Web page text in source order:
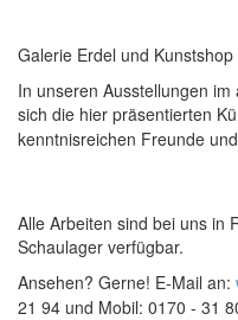
Galerie Erdel und
In unseren Ausstellungen
sich die hier präsentierten
kenntnisreichen Freunde
Alle Arbeiten sind bei uns in
Schaulager verfügbar.
Ansehen? Gerne! E-Mail an:
21 94 und Mobil: 0170 - 31